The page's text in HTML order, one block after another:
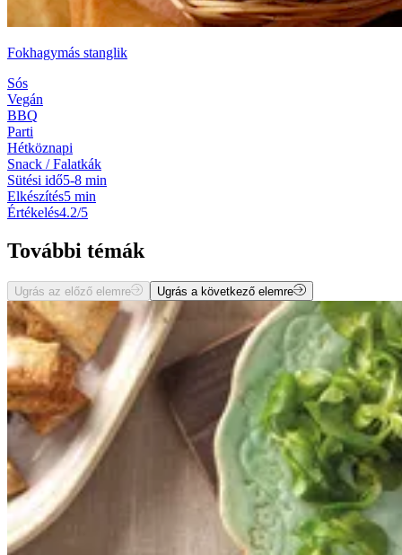
Fokhagymás stanglik
Sós
Vegán
BBQ
Parti
Hétköznapi
Snack / Falatkák
Sütési idő5-8 min
Elkészítés5 min
Értékelés4.2/5
További témák
Ugrás az előző elemre Ugrás a következő elemre